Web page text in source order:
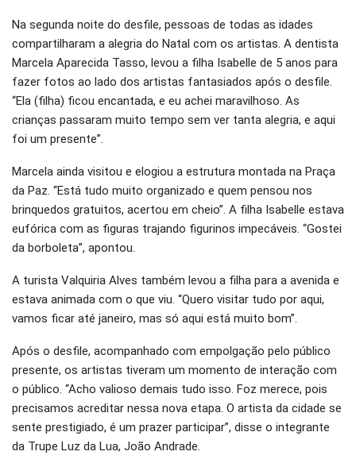
Na segunda noite do desfile, pessoas de todas as idades
compartilharam a alegria do Natal com os artistas. A dentista
Marcela Aparecida Tasso, levou a filha Isabelle de 5 anos para
fazer fotos ao lado dos artistas fantasiados após o desfile.
“Ela (filha) ficou encantada, e eu achei maravilhoso. As
crianças passaram muito tempo sem ver tanta alegria, e aqui
foi um presente”.
Marcela ainda visitou e elogiou a estrutura montada na Praça
da Paz. “Está tudo muito organizado e quem pensou nos
brinquedos gratuitos, acertou em cheio”. A filha Isabelle estava
eufórica com as figuras trajando figurinos impecáveis. “Gostei
da borboleta”, apontou.
A turista Valquiria Alves também levou a filha para a avenida e
estava animada com o que viu. “Quero visitar tudo por aqui,
vamos ficar até janeiro, mas só aqui está muito bom”.
Após o desfile, acompanhado com empolgação pelo público
presente, os artistas tiveram um momento de interação com
o público. “Acho valioso demais tudo isso. Foz merece, pois
precisamos acreditar nessa nova etapa. O artista da cidade se
sente prestigiado, é um prazer participar”, disse o integrante
da Trupe Luz da Lua, João Andrade.